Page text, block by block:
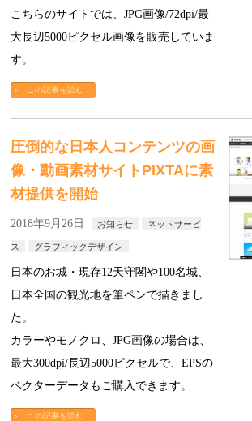
こちらのサイトでは、JPG画像/72dpi/最
大長辺5000ピクセル画像を販売していま
す。
この記事を読む
圧倒的な日本人コンテンツの画
像・動画素材サイトPIXTAに素
材提供を開始
2018年9月26日 お知らせ ネットサービ
ス グラフィックデザイン
日本のお城・現存12天守閣や100名城、
日本全国の観光地を筆ペンで描きまし
た。
カラーやモノクロ、JPG画像の場合は、
最大300dpi/長辺5000ピクセルで、EPSの
ベクターデータもご購入できます。
この記事を読む